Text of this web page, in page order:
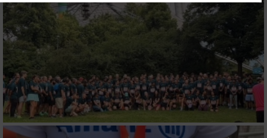
Website/App.
Partnerliste anzeigen (1 IAB-Anbieter)
Wir nutzen Ihre Daten für folgende Zwecke:
IAB-Verarbeitungszwecke:
Speichern von oder Zugriff auf Informationen
auf einem Endgerät
Verwendung reduzierter Daten zur Auswahl
von Werbeanzeigen